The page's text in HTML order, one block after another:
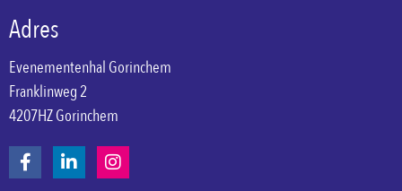
Adres
Evenementenhal Gorinchem
Franklinweg 2
4207HZ Gorinchem